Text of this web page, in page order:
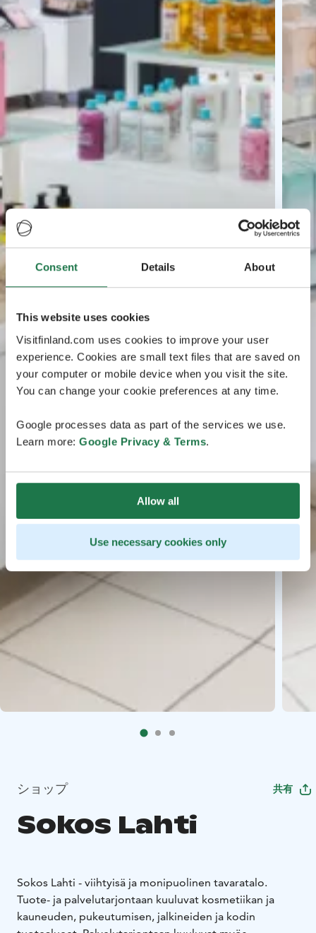
Consent Details About
This website uses cookies
Visitfinland.com uses cookies to improve your user
experience. Cookies are small text files that are saved on
your computer or mobile device when you visit the site.
You can change your cookie preferences at any time.
Google processes data as part of the services we use.
Learn more: Google Privacy & Terms.
Allow all
Use necessary cookies only
ショップ 共有
Sokos Lahti
Sokos Lahti - viihtyisä ja monipuolinen tavaratalo.
Tuote- ja palvelutarjontaan kuuluvat kosmetiikan ja
kauneuden, pukeutumisen, jalkineiden ja kodin